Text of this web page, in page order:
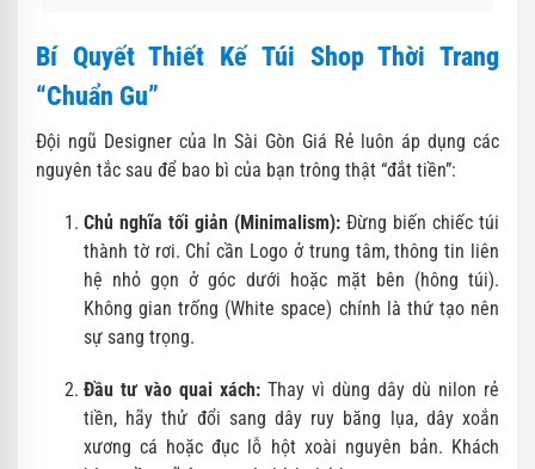
Bí Quyết Thiết Kế Túi Shop Thời Trang
“Chuẩn Gu”
Đội ngũ Designer của In Sài Gòn Giá Rẻ luôn áp dụng các
nguyên tắc sau để bao bì của bạn trông thật “đắt tiền”:
Chủ nghĩa tối giản (Minimalism): Đừng biến chiếc túi
thành tờ rơi. Chỉ cần Logo ở trung tâm, thông tin liên
hệ nhỏ gọn ở góc dưới hoặc mặt bên (hông túi).
Không gian trống (White space) chính là thứ tạo nên
sự sang trọng.
Đầu tư vào quai xách: Thay vì dùng dây dù nilon rẻ
tiền, hãy thử đổi sang dây ruy băng lụa, dây xoắn
xương cá hoặc đục lỗ hột xoài nguyên bản. Khách